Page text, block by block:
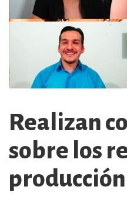
Realizan
sobre los